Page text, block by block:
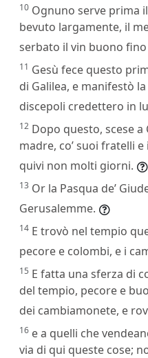
10 Ognuno serve prima
bevuto largamente, il
serbato il vin buono
11 Gesù fece questo
di Galilea, e manifestò
discepoli credettero in
12 Dopo questo, scese
madre, co’ suoi fratelli
quivi non molti giorni.
13 Or la Pasqua de’
Gerusalemme.
14 E trovò nel tempio
pecore e colombi, e i
15 E fatta una sferza di
del tempio, pecore e
dei cambiamonete, e
16 e a quelli che
via di qui queste cose;